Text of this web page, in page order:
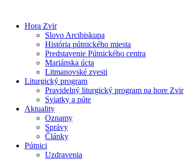
obsah
Hora Zvir
Slovo Arcibiskupa
História pútnického miesta
Predstavenie Pútnického centra
Mariánska úcta
Litmanovské zvesti
Liturgický program
Pravidelný liturgický program na hore Zvir
Sviatky a púte
Aktuality
Oznamy
Správy
Články
Pútnici
Uzdravenia